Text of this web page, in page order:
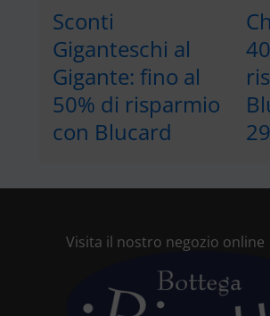
Sconti
Giganteschi al
Gigante: fino al
50% di risparmio
con Blucard
Visita il nostro negozio online